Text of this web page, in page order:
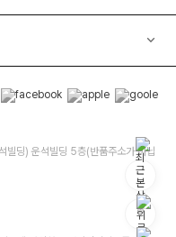
딩) 운석빌딩 5층(반품주소가 아닙